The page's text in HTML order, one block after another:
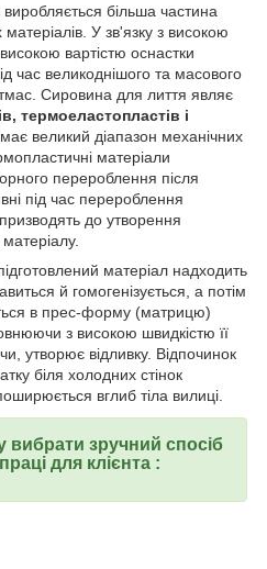
виробляється більша частина
У зв'язку з високою
вартістю оснастки
час великоднішого та масового
Сировина для лиття являє
термоеластопластів і
має великий діапазон механічних
матеріали
перероблення після
під час перероблення
до утворення
матеріал надходить
й гомогенізується, а потім
в прес-форму (матрицю)
з високою швидкістю її
утворює відливку. Відпочинок
біля холодних стінок
вглиб тіла вилиці.
вибрати зручний спосіб
для клієнта :